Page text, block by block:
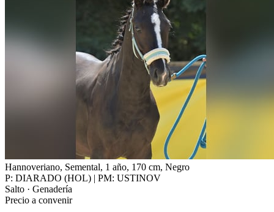
Hannoveriano, Semental, 1 año, 170 cm, Negro
P: DIARADO (HOL) | PM: USTINOV
Salto · Genadería
Precio a convenir